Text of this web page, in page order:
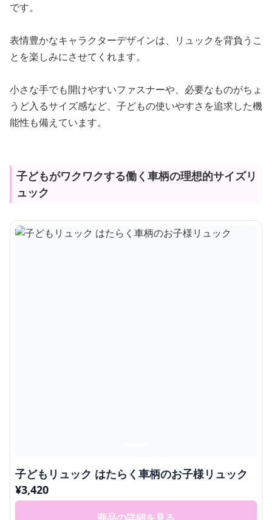
です。
表情豊かなキャラクターデザインは、リュックを背負うこ
とを楽しみにさせてくれます。
小さな手でも開けやすいファスナーや、必要なものがちょ
うど入るサイズ感など、子どもの使いやすさを追求した機
能性も備えています。
子どもがワクワクする働く車柄の理想的サイズリ
ュック
子どもリュック はたらく車柄のお子様リュック
¥3,420